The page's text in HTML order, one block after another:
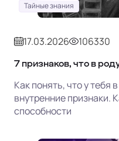
Тайные знания
17.03.2026 106330
7 признаков, что в
Как понять, что у
внутренние признаки.
способности